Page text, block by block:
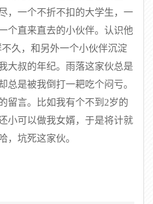
，一个不折不扣的大学生，一
个直来直去的小伙伴。认识他
不久，和另外一个小伙伴沉淀
大叔的年纪。雨落这家伙总是
总是被我倒打一耙吃个闷亏。
留言。比如我有个不到2岁的
小可以做我女婿，于是将计就
，坑死这家伙。